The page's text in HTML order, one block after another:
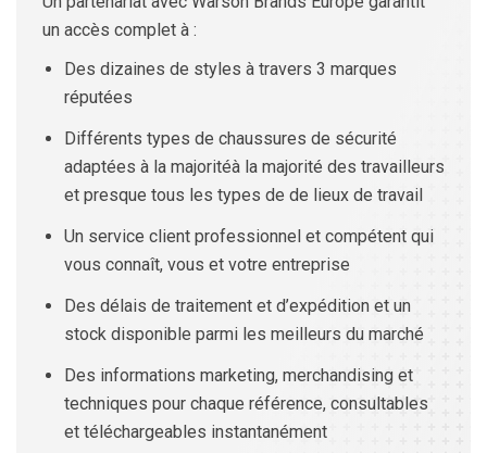
un accès complet à :
Des dizaines de styles à travers 3 marques
réputées
Différents types de chaussures de sécurité
adaptées à la majoritéà la majorité des travailleurs
et presque tous les types de de lieux de travail
Un service client professionnel et compétent qui
vous connaît, vous et votre entreprise
Des délais de traitement et d’expédition et un
stock disponible parmi les meilleurs du marché
Des informations marketing, merchandising et
techniques pour chaque référence, consultables
et téléchargeables instantanément